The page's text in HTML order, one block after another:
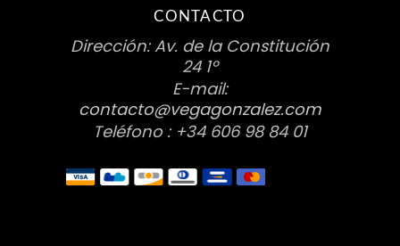
CONTACTO
Dirección: Av. de la Constitución
24 1º
E-mail:
contacto@vegagonzalez.com
Teléfono : +34 606 98 84 01